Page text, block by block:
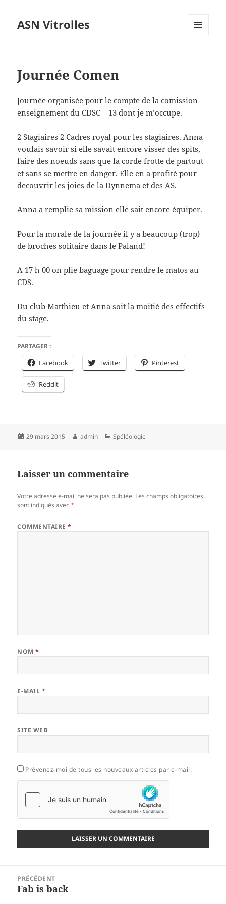
ASN Vitrolles
Journée Comen
Journée organisée pour le compte de la comission
enseignement du CDSC – 13 dont je m’occupe.
2 Stagiaires 2 Cadres royal pour les stagiaires. Anna
voulais savoir si elle savait encore visser des spits,
faire des noeuds sans que la corde frotte de partout
et sans se mettre en danger. Elle en a profité pour
decouvrir les joies de la Dynnema et des AS.
Anna a remplie sa mission elle sait encore équiper.
Pour la morale de la journée il y a beaucoup (trop)
de broches solitaire dans le Paland!
A 17 h 00 on plie baguage pour rendre le matos au
CDS.
Du club Matthieu et Anna soit la moitié des effectifs
du stage.
PARTAGER :
Facebook Twitter Pinterest
Reddit
Publié
29 mars 2015 Auteur
admin Catégories
Spéléologie
Laisser un commentaire
Votre adresse e-mail ne sera pas publiée. Les champs obligatoires
sont indiqués avec*
COMMENTAIRE*
NOM*
E-MAIL *
SITE WEB
Prévenez-moi de tous les nouveaux articles par e-mail.
l’article
PRÉCÉDENT
Article
Fab is back